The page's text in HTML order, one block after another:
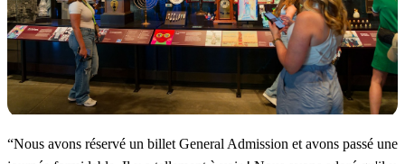
“Nous avons réservé un billet General Admission et avons passé une